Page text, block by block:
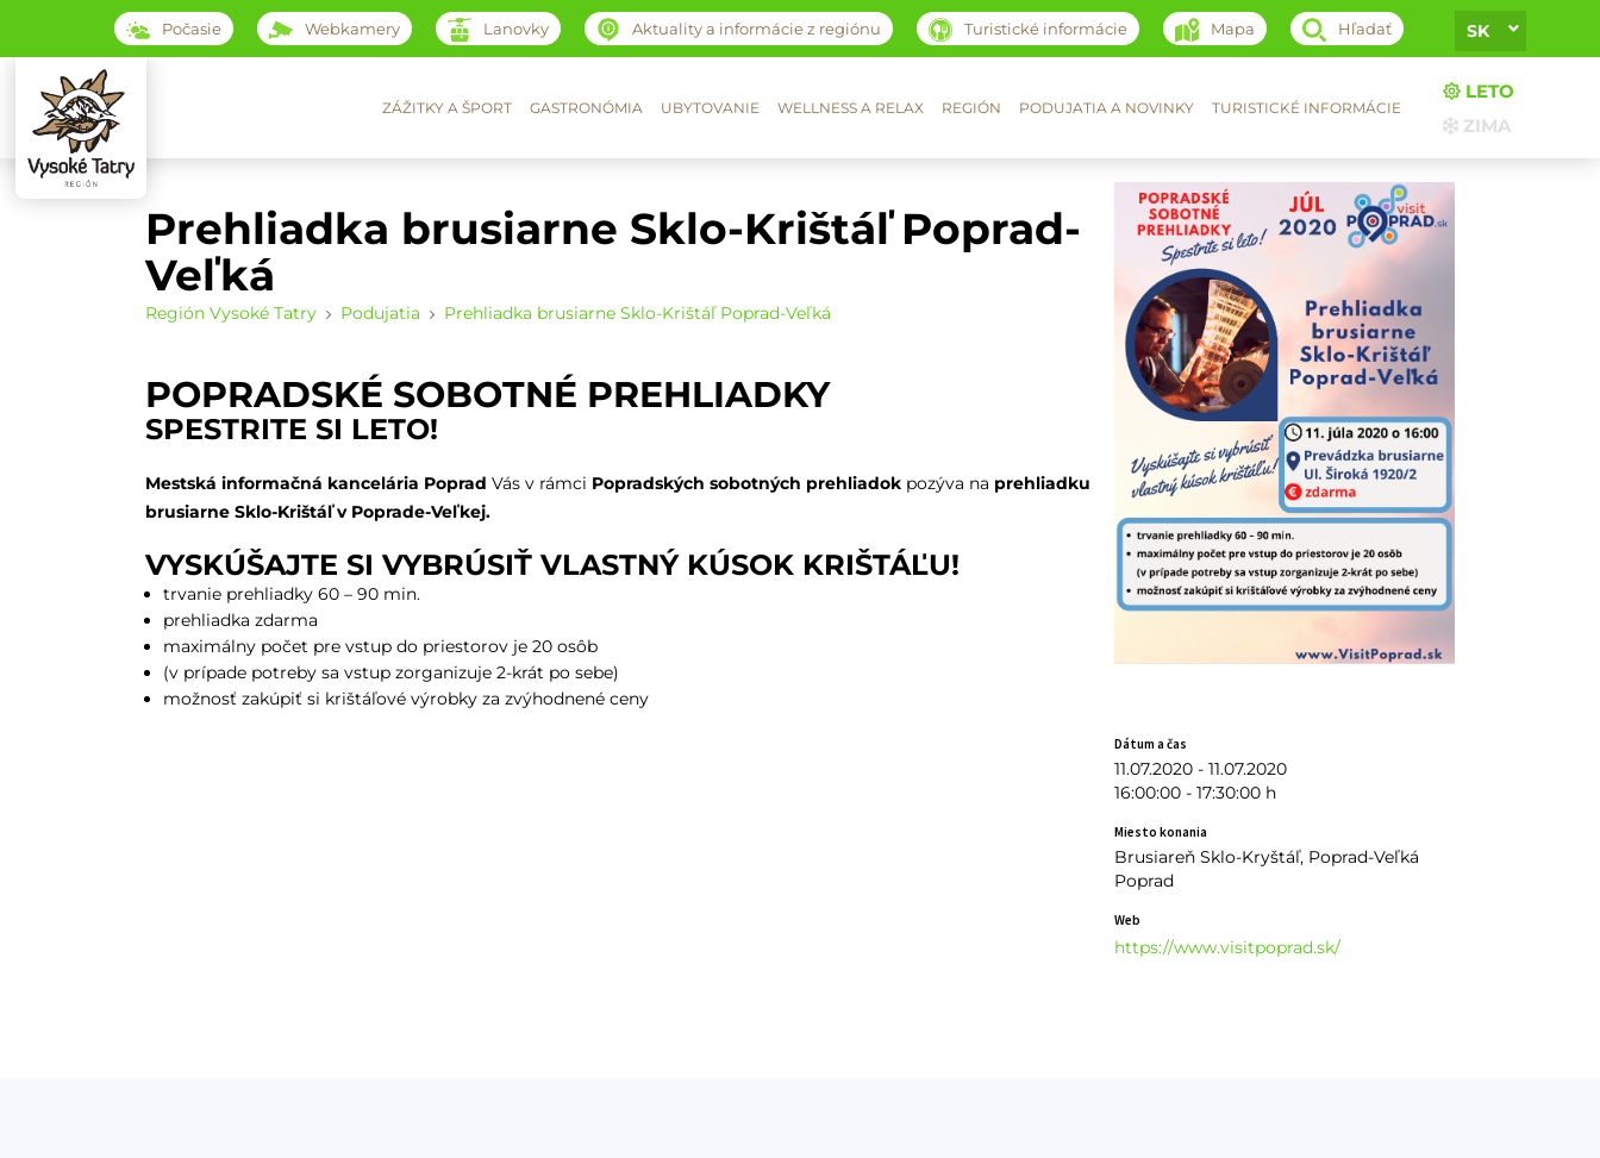
Počasie Webkamery Lanovky Aktuality a informácie z regiónu Turistické informácie Mapa Hľadať SK
ZÁŽITKY A ŠPORT GASTRONÓMIA UBYTOVANIE WELLNESS A RELAX REGIÓN PODUJATIA A NOVINKY TURISTICKÉ INFORMÁCIE
LETO
ZIMA
Prehliadka brusiarne Sklo-Krištáľ Poprad-
Veľká
Región Vysoké Tatry Podujatia Prehliadka brusiarne Sklo-Krištáľ Poprad-Veľká
POPRADSKÉ SOBOTNÉ PREHLIADKY
SPESTRITE SI LETO!
Mestská informačná kancelária Poprad Vás v rámci Popradských sobotných prehliadok pozýva na prehliadku
brusiarne Sklo-Krištáľ v Poprade-Veľkej.
VYSKÚŠAJTE SI VYBRÚSIŤ VLASTNÝ KÚSOK KRIŠTÁĽU!
trvanie prehliadky 60 – 90 min.
prehliadka zdarma
maximálny počet pre vstup do priestorov je 20 osôb
(v prípade potreby sa vstup zorganizuje 2-krát po sebe)
možnosť zakúpiť si krištáľové výrobky za zvýhodnené ceny
Dátum a čas
11.07.2020 - 11.07.2020
16:00:00 - 17:30:00 h
Miesto konania
Brusiareň Sklo-Kryštáľ, Poprad-Veľká
Poprad
Web
https://www.visitpoprad.sk/